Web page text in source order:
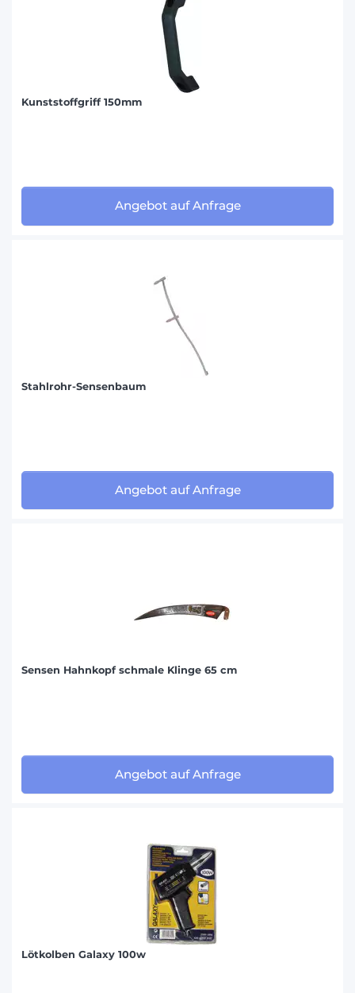
Kunststoffgriff 150mm
Angebot auf Anfrage
Stahlrohr-Sensenbaum
Angebot auf Anfrage
Sensen Hahnkopf schmale Klinge 65 cm
Angebot auf Anfrage
Lötkolben Galaxy 100w